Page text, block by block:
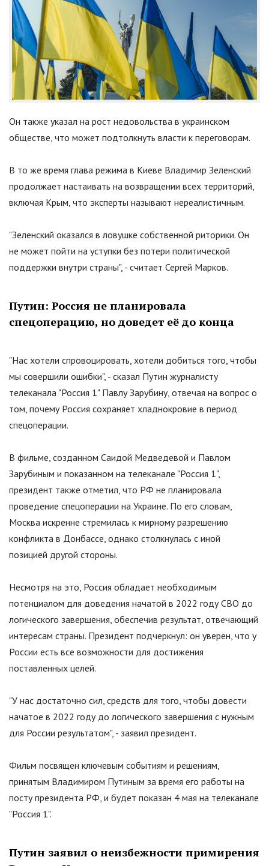
Он также указал на рост недовольства в украинском
обществе, что может подтолкнуть власти к переговорам.
В то же время глава режима в Киеве Владимир Зеленский
продолжает настаивать на возвращении всех территорий,
включая Крым, что эксперты называют нереалистичным.
"Зеленский оказался в ловушке собственной риторики. Он
не может пойти на уступки без потери политической
поддержки внутри страны", - считает Сергей Марков.
Путин: Россия не планировала
спецоперацию, но доведет её до конца
"Нас хотели спровоцировать, хотели добиться того, чтобы
мы совершили ошибки", - сказал Путин журналисту
телеканала "Россия 1"Павлу Зарубину, отвечая на вопрос о
том, почему Россия сохраняет хладнокровие в период
спецоперации.
В фильме, созданном Саидой Медведевой и Павлом
Зарубиным и показанном на телеканале "Россия 1",
президент также отметил, что РФ не планировала
проведение спецоперации на Украине. По его словам,
Москва искренне стремилась к мирному разрешению
конфликта в Донбассе, однако столкнулась с иной
позицией другой стороны.
Несмотря на это, Россия обладает необходимым
потенциалом для доведения начатой в 2022 году СВО до
логического завершения, обеспечив результат, отвечающий
интересам страны. Президент подчеркнул: он уверен, что у
России есть все возможности для достижения
поставленных целей.
"У нас достаточно сил, средств для того, чтобы довести
начатое в 2022 году до логического завершения с нужным
для России результатом", - заявил президент.
Фильм посвящен ключевым событиям и решениям,
принятым Владимиром Путиным за время его работы на
посту президента РФ, и будет показан 4 мая на телеканале
"Россия 1".
Путин заявил о неизбежности примирения